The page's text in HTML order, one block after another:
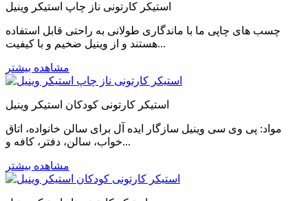
استیکر کارتونی ناز چاپ استیکر وینیل
چسب های چاپی ما با ماندگاری طولانی به راحتی قابل استفاده
هستند و از وینیل ضخیم و با کیفیت...
مشاهده بیشتر
استیکر کارتونی کودکان استیکر وینیل
مواد: پی وی سی وینیل سازگار ایده آل برای سالن خانواده، اتاق
خواب، سالن، دفتر، کافه و...
مشاهده بیشتر